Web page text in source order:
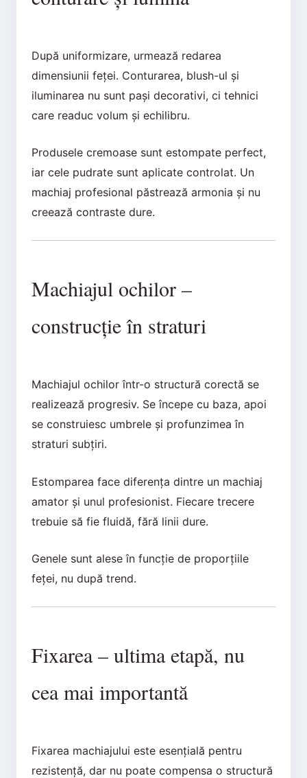
După uniformizare, urmează redarea
dimensiunii feței. Conturarea, blush-ul și
iluminarea nu sunt pași decorativi, ci tehnici
care readuc volum și echilibru.
Produsele cremoase sunt estompate perfect,
iar cele pudrate sunt aplicate controlat. Un
machiaj profesional păstrează armonia și nu
creează contraste dure.
Machiajul ochilor –
construcție în straturi
Machiajul ochilor într-o structură corectă se
realizează progresiv. Se începe cu baza, apoi
se construiesc umbrele și profunzimea în
straturi subțiri.
Estomparea face diferența dintre un machiaj
amator și unul profesionist. Fiecare trecere
trebuie să fie fluidă, fără linii dure.
Genele sunt alese în funcție de proporțiile
feței, nu după trend.
Fixarea – ultima etapă, nu
cea mai importantă
Fixarea machiajului este esențială pentru
rezistență, dar nu poate compensa o structură